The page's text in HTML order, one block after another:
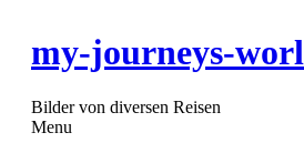
my-journeys-
Bilder von diversen Reisen
Menu